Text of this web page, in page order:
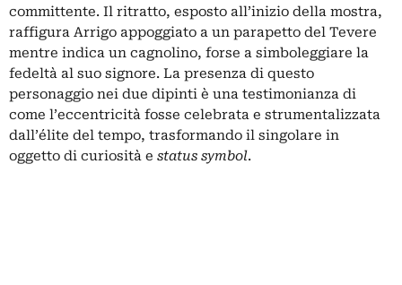
committente. Il ritratto, esposto all’inizio della mostra,
raffigura Arrigo appoggiato a un parapetto del Tevere
mentre indica un cagnolino, forse a simboleggiare la
fedeltà al suo signore. La presenza di questo
personaggio nei due dipinti è una testimonianza di
come l’eccentricità fosse celebrata e strumentalizzata
dall’élite del tempo, trasformando il singolare in
oggetto di curiosità e status symbol.